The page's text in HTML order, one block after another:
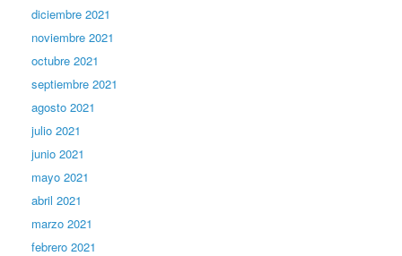
diciembre 2021
noviembre 2021
octubre 2021
septiembre 2021
agosto 2021
julio 2021
junio 2021
mayo 2021
abril 2021
marzo 2021
febrero 2021